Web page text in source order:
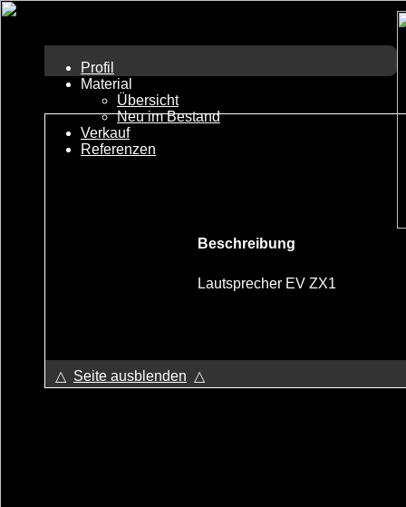
Beschreibung
Lautsprecher EV ZX1
△ Seite ausblenden △
Profil
Material
Übersicht
Neu im Bestand
Verkauf
Referenzen